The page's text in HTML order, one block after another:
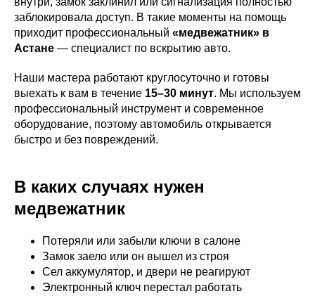
заблокировала доступ. В такие моменты на помощь
приходит профессиональный «медвежатник» в
Астане — специалист по вскрытию авто.
Наши мастера работают круглосуточно и готовы
выехать к вам в течение 15–30 минут. Мы используем
профессиональный инструмент и современное
оборудование, поэтому автомобиль открывается
быстро и без повреждений.
В каких случаях нужен
медвежатник
Потеряли или забыли ключи в салоне
Замок заело или он вышел из строя
Сел аккумулятор, и двери не реагируют
Электронный ключ перестал работать